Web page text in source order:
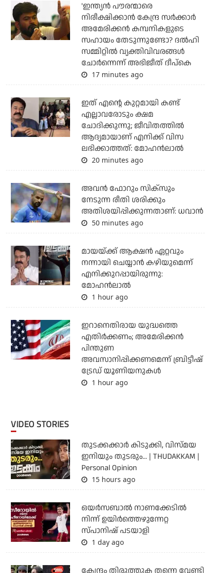
'ഇന്ത്യന്‍ പൗരന്മാരെ
നിരീക്ഷിക്കാന്‍ കേന്ദ്ര സര്‍ക്കാര്‍
അമേരിക്കന്‍ കമ്പനികളുടെ
സഹായം തേടുന്നുണ്ടോ? ദല്‍ഹി
സമ്മിറ്റില്‍ വ്യക്തിവിവരങ്ങള്‍
ചോര്‍ന്നെന്ന് അഭിജീത് ദീപ്‌കെ
17 minutes ago
ഇത് എന്റെ കുറ്റമായി കണ്ട്
എല്ലാവരോടും ക്ഷമ
ചോദിക്കുന്നു; ജീവിതത്തിൽ
ആദ്യമായാണ് എനിക്ക് വിസ
ലഭിക്കാത്തത്: മോഹൻലാൽ
20 minutes ago
അവന്‍ ഫോറും സിക്സും
നേടുന്ന രീതി ശരിക്കും
അതിശയിപ്പിക്കുന്നതാണ്: ധവാന്‍
50 minutes ago
മായയ്ക്ക് ആക്ഷന്‍ ഏറ്റവും
നന്നായി ചെയ്യാന്‍ കഴിയുമെന്ന്
എനിക്കുറപ്പായിരുന്നു:
മോഹന്‍ലാല്‍
1 hour ago
ഇറാനെതിരായ യുദ്ധത്തെ
എതിര്‍ക്കണം; അമേരിക്കന്‍
പിന്തുണ
അവസാനിപ്പിക്കണമെന്ന് ബ്രിട്ടീഷ്
ട്രേഡ് യൂണിയനുകള്‍
1 hour ago
VIDEO STORIES
തുടക്കക്കാര്‍ കിടുക്കി, വിസ്മയ
ഇനിയും തുടരും... | THUDAKKAM |
Personal Opinion
15 hours ago
ഒയര്‍സബാൽ നാണക്കേടിൽ
നിന്ന് ഉയിർത്തെഴുന്നേറ്റ
സ്പാനിഷ് പടയാളി
1 day ago